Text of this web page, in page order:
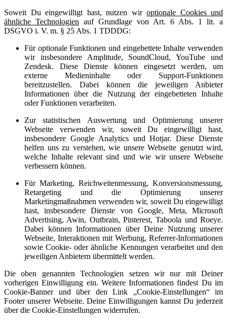
Soweit Du eingewilligt hast, nutzen wir optionale Cookies und
ähnliche Technologien auf Grundlage von Art. 6 Abs. 1 lit. a
DSGVO i. V. m. § 25 Abs. 1 TDDDG:
Für optionale Funktionen und eingebettete Inhalte verwenden
wir insbesondere Amplitude, SoundCloud, YouTube und
Zendesk. Diese Dienste können eingesetzt werden, um
externe Medieninhalte oder Support-Funktionen
bereitzustellen. Dabei können die jeweiligen Anbieter
Informationen über die Nutzung der eingebetteten Inhalte
oder Funktionen verarbeiten.
Zur statistischen Auswertung und Optimierung unserer
Webseite verwenden wir, soweit Du eingewilligt hast,
insbesondere Google Analytics und Hotjar. Diese Dienste
helfen uns zu verstehen, wie unsere Webseite genutzt wird,
welche Inhalte relevant sind und wie wir unsere Webseite
verbessern können.
Für Marketing, Reichweitenmessung, Konversionsmessung,
Retargeting und die Optimierung unserer
Marketingmaßnahmen verwenden wir, soweit Du eingewilligt
hast, insbesondere Dienste von Google, Meta, Microsoft
Advertising, Awin, Outbrain, Pinterest, Taboola und Roeye.
Dabei können Informationen über Deine Nutzung unserer
Webseite, Interaktionen mit Werbung, Referrer-Informationen
sowie Cookie- oder ähnliche Kennungen verarbeitet und den
jeweiligen Anbietern übermittelt werden.
Die oben genannten Technologien setzen wir nur mit Deiner
vorherigen Einwilligung ein. Weitere Informationen findest Du im
Cookie-Banner und über den Link „Cookie-Einstellungen“ im
Footer unserer Webseite. Deine Einwilligungen kannst Du jederzeit
über die Cookie-Einstellungen widerrufen.